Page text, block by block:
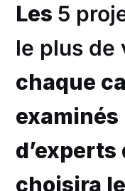
Les 5
le plus de
chaque
d’experts
choisira